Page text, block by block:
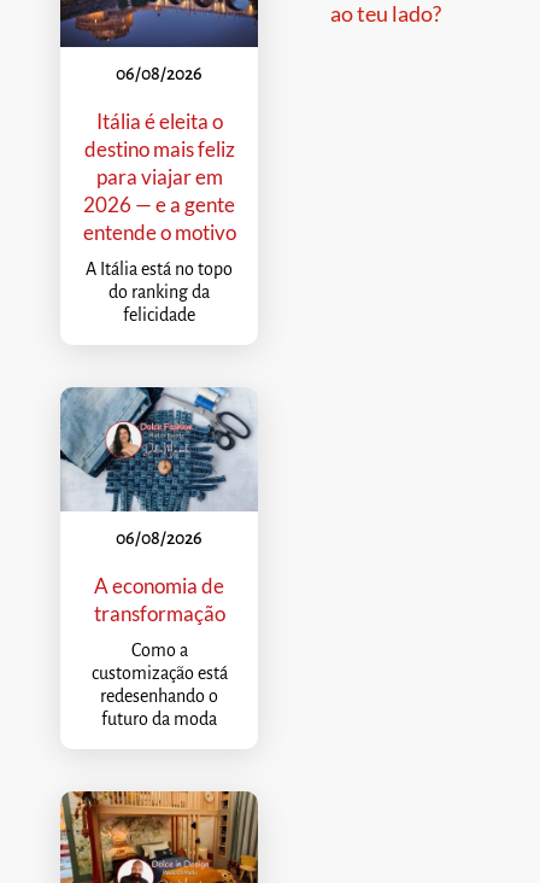
06/08/2026
Itália é eleita o
destino mais feliz
para viajar em
2026 — e a gente
entende o motivo
A Itália está no topo
do ranking da
felicidade
06/08/2026
A economia de
transformação
Como a
customização está
redesenhando o
futuro da moda
ao teu lado?